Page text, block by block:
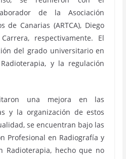
de la Asociación
de Canarias (ARTCA), Diego
respectivamente. El
del grado universitario en
y la regulación
una mejora en las
y la organización de estos
se encuentran bajo las
Profesional en Radiografía y
Radioterapia, hecho que no